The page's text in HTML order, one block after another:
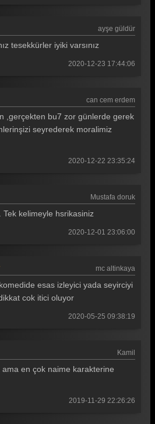
ayşe güldür
tesekkürler iyiki varsınız
2020-12-23 17:44:06
can cem erdem
,gerçekten bu7 zor günlerde gerek
seyrederek moralimiz
2020-12-22 23:35:24
Mustafa doruk
kelimeyle hsrikasiniz
2020-12-01 23:06:00
mc altinkaya
esas izleyici yada seyirciyi
cok itici oluyor
2020-05-25 09:38:19
Kamil
ama en çok naime karakterine
2019-11-29 22:26:26